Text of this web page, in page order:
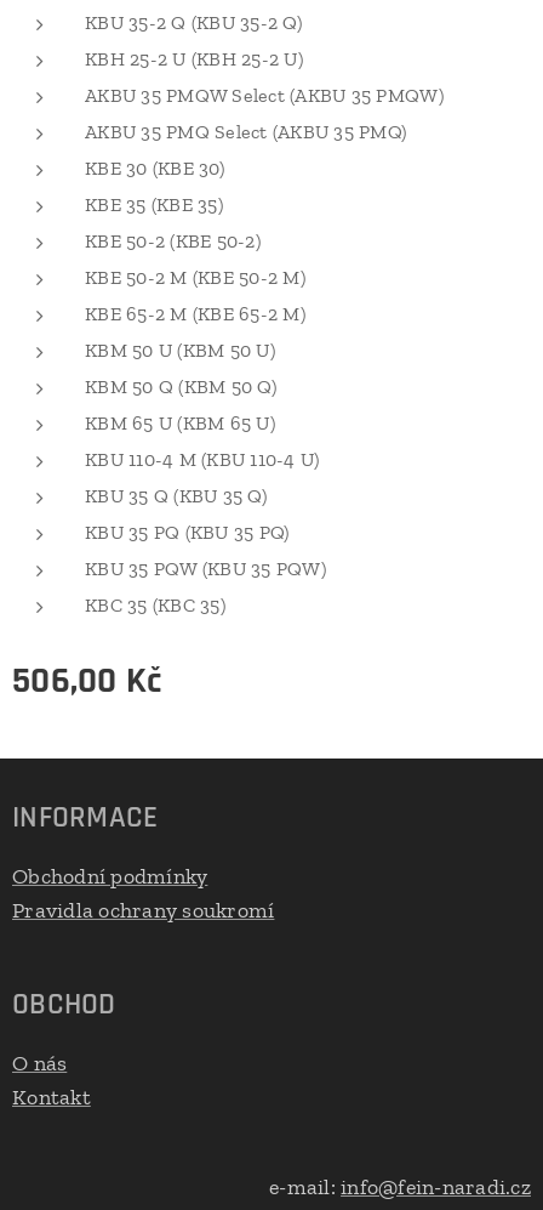
KBU 35-2 Q (KBU 35-2 Q)
KBH 25-2 U (KBH 25-2 U)
AKBU 35 PMQW Select (AKBU 35 PMQW)
AKBU 35 PMQ Select (AKBU 35 PMQ)
KBE 30 (KBE 30)
KBE 35 (KBE 35)
KBE 50-2 (KBE 50-2)
KBE 50-2 M (KBE 50-2 M)
KBE 65-2 M (KBE 65-2 M)
KBM 50 U (KBM 50 U)
KBM 50 Q (KBM 50 Q)
KBM 65 U (KBM 65 U)
KBU 110-4 M (KBU 110-4 U)
KBU 35 Q (KBU 35 Q)
KBU 35 PQ (KBU 35 PQ)
KBU 35 PQW (KBU 35 PQW)
KBC 35 (KBC 35)
506,00 Kč
INFORMACE
Obchodní podmínky
Pravidla ochrany soukromí
OBCHOD
O nás
Kontakt
e-mail:info@fein-naradi.cz